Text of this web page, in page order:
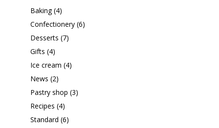
Baking(4)
Confectionery(6)
Desserts (7)
Gifts (4)
Ice cream (4)
News (2)
Pastry shop (3)
Recipes (4)
Standard (6)